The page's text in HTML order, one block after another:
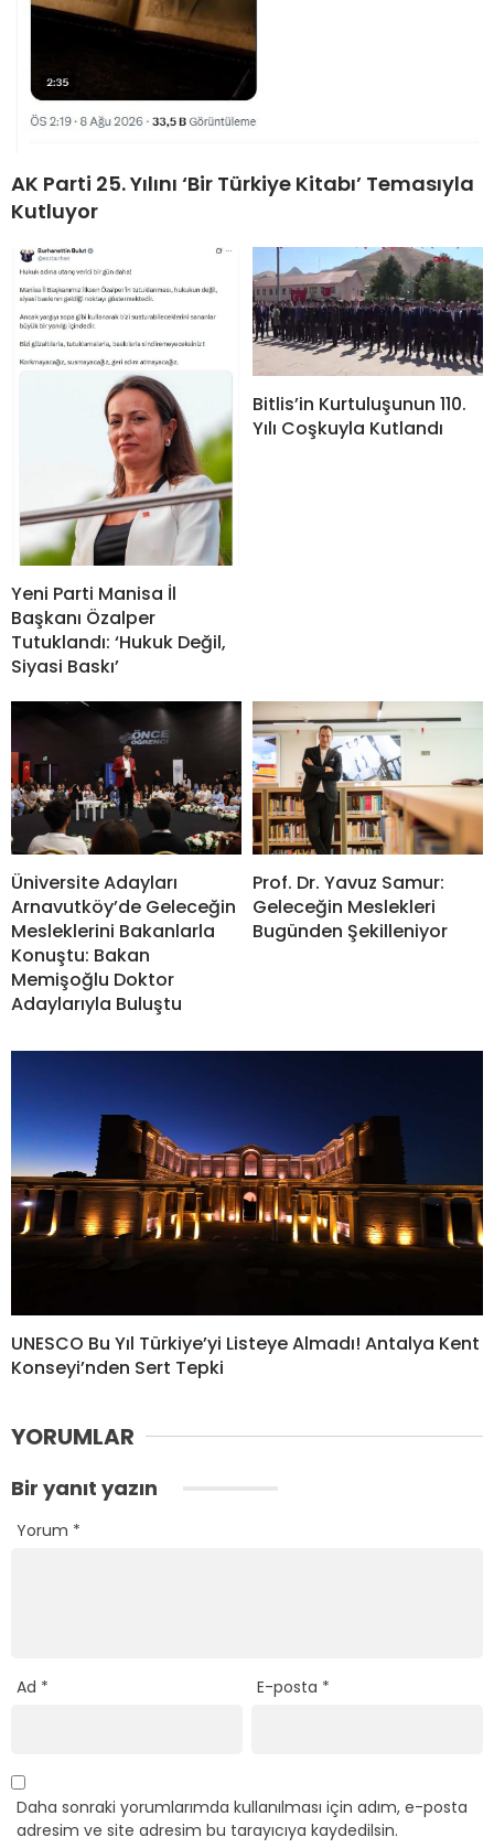
AK Parti 25. Yılını ‘Bir Türkiye Kitabı’ Temasıyla
Kutluyor
Yeni Parti Manisa İl
Başkanı Özalper
Tutuklandı: ‘Hukuk Değil,
Siyasi Baskı’
Bitlis’in Kurtuluşunun 110.
Yılı Coşkuyla Kutlandı
Üniversite Adayları
Arnavutköy’de Geleceğin
Mesleklerini Bakanlarla
Konuştu: Bakan
Memişoğlu Doktor
Adaylarıyla Buluştu
Prof. Dr. Yavuz Samur:
Geleceğin Meslekleri
Bugünden Şekilleniyor
UNESCO Bu Yıl Türkiye’yi Listeye Almadı! Antalya Kent
Konseyi’nden Sert Tepki
YORUMLAR
Bir yanıt yazın
Yorum *
Ad * E-posta *
Daha sonraki yorumlarımda kullanılması için adım, e-posta
adresim ve site adresim bu tarayıcıya kaydedilsin.